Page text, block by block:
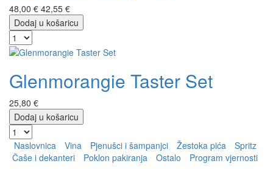
48,00 € 42,55 €
Dodaj u košaricu
Glenmorangie Taster Set
25,80 €
Dodaj u košaricu
Naslovnica Vina Pjenušci i šampanjci Žestoka pića
Spritz
Čaše i dekanteri
Poklon pakiranja Ostalo
Program vjernosti